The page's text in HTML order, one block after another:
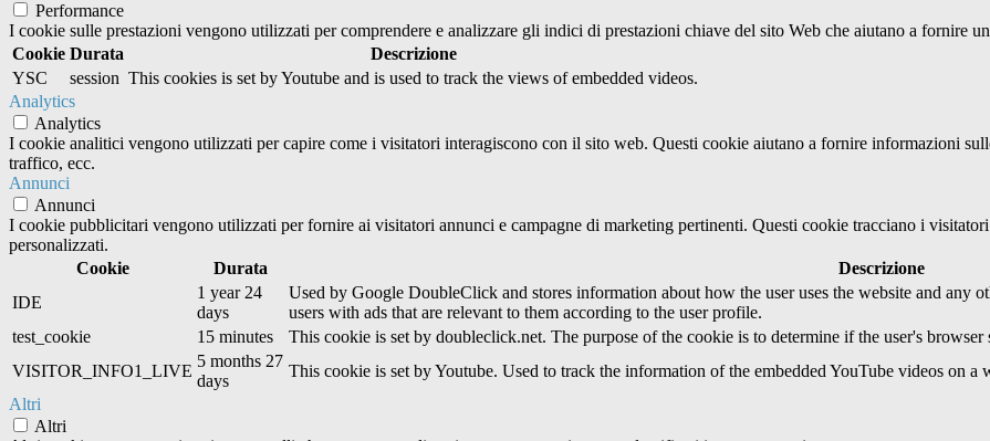
Performance
I cookie sulle prestazioni vengono utilizzati per comprendere e analizzare gli indici di prestazioni chiave del sito Web che aiutano a fornire
Cookie Durata
Descrizione
YSC
session This cookies is set by Youtube and is used to track the views of embedded videos.
Analytics
Analytics
I cookie analitici vengono utilizzati per capire come i visitatori interagiscono con il sito web. Questi cookie aiutano a fornire informazioni
traffico, ecc.
Annunci
Annunci
I cookie pubblicitari vengono utilizzati per fornire ai visitatori annunci e campagne di marketing pertinenti. Questi cookie tracciano i
personalizzati.
Cookie
Durata
Descrizione
IDE
1 year 24
days
Used by Google DoubleClick and stores information about how the user uses the website and any
users with ads that are relevant to them according to the user profile.
test_cookie
15 minutes
This cookie is set by doubleclick.net. The purpose of the cookie is to determine if the user's browser
VISITOR_INFO1_LIVE
5 months 27
days
This cookie is set by Youtube. Used to track the information of the embedded YouTube videos on a
Altri
Altri